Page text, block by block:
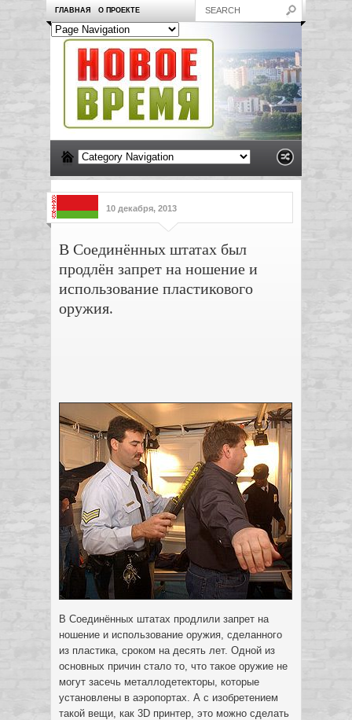
ГЛАВНАЯ О ПРОЕКТЕ
10 декабря, 2013
В Соединённых штатах был
продлён запрет на ношение и
использование пластикового
оружия.
В Соединённых штатах продлили запрет на
ношение и использование оружия, сделанного
из пластика, сроком на десять лет. Одной из
основных причин стало то, что такое оружие не
могут засечь металлодетекторы, которые
установлены в аэропортах. А с изобретением
такой вещи, как 3D принтер, это можно сделать